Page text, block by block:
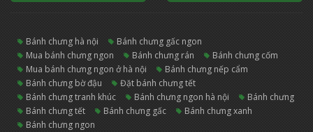
bánh chưng hà nội
bánh chưng gấc ngon
mua bánh chưng ngon
bánh chưng rán
bánh chưng cốm
mua bánh chưng ngon ở hà nội
bánh chưng nếp cẩm
bánh chưng bờ đậu
đặt bánh chưng tết
bánh chưng tranh khúc
bánh chưng ngon hà nội
bánh chưng
bánh chưng tết
bánh chưng gấc
bánh chưng xanh
bánh chưng ngon